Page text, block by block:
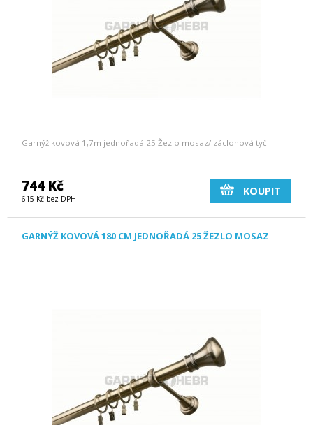
Garnýž kovová 1,7m jednořadá 25 Žezlo mosaz/ záclonová tyč
744 Kč
615 Kč bez DPH
KOUPIT
GARNÝŽ KOVOVÁ 180 CM JEDNOŘADÁ 25 ŽEZLO MOSAZ